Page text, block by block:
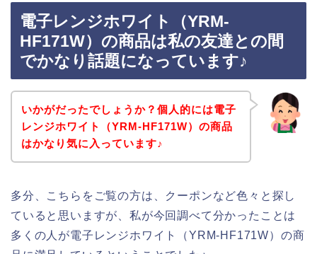
電子レンジホワイト（YRM-
HF171W）の商品は私の友達との間
でかなり話題になっています♪
いかがだったでしょうか？個人的には電子
レンジホワイト（YRM-HF171W）の商品
はかなり気に入っています♪
多分、こちらをご覧の方は、クーポンなど色々と探し
ていると思いますが、私が今回調べて分かったことは
多くの人が電子レンジホワイト（YRM-HF171W）の商